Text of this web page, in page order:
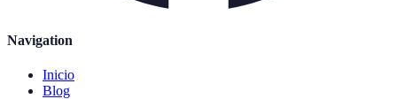
Navigation
Inicio
Blog